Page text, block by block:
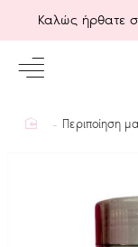
Καλώς ήρθατε
homeΠεριποίηση